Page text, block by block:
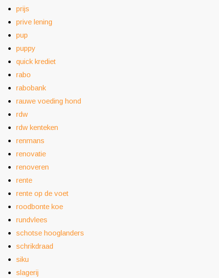
prijs
prive lening
pup
puppy
quick krediet
rabo
rabobank
rauwe voeding hond
rdw
rdw kenteken
renmans
renovatie
renoveren
rente
rente op de voet
roodbonte koe
rundvlees
schotse hooglanders
schrikdraad
siku
slagerij